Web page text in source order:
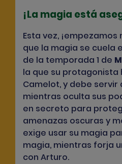
¡La magia está
Esta vez,
que la magia se cuela
de la temporada 1 de
la que su protagonista
Camelot, y debe servir
mientras oculta sus
en secreto para
amenazas oscuras y
exige usar su magia
magia, mientras forja
con Arturo.